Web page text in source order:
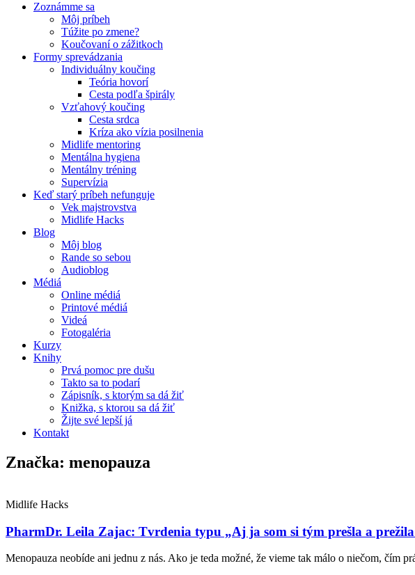
Zoznámme sa
Môj príbeh
Túžite po zmene?
Koučovaní o zážitkoch
Formy sprevádzania
Individuálny koučing
Teória hovorí
Cesta podľa špirály
Vzťahový koučing
Cesta srdca
Kríza ako vízia posilnenia
Midlife mentoring
Mentálna hygiena
Mentálny tréning
Supervízia
Keď starý príbeh nefunguje
Vek majstrovstva
Midlife Hacks
Blog
Môj blog
Rande so sebou
Audioblog
Médiá
Online médiá
Printové médiá
Videá
Fotogaléria
Kurzy
Knihy
Prvá pomoc pre dušu
Takto sa to podarí
Zápisník, s ktorým sa dá žiť
Knižka, s ktorou sa dá žiť
Žijte své lepší já
Kontakt
Značka: menopauza
Midlife Hacks
PharmDr. Leila Zajac: Tvrdenia typu „Aj ja som si tým prešla a
Menopauza neobíde ani jednu z nás. Ako je teda možné, že vieme tak málo o niečom, čím